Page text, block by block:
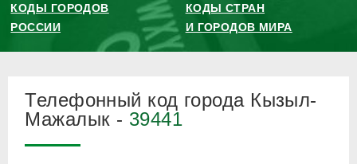
КОДЫ ГОРОДОВ
РОССИИ
КОДЫ СТРАН
И ГОРОДОВ МИРА
Телефонный код города Кызыл-
Мажалык - 39441